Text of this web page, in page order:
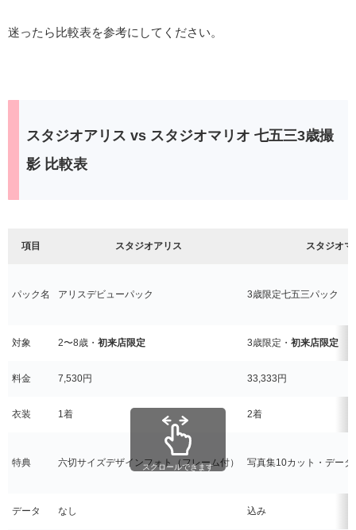
迷ったら比較表を参考にしてください。
スタジオアリス vs スタジオマリオ 七五三3歳撮
影 比較表
項目 スタジオアリス スタジオマ
パック名 アリスデビューパック 3歳限定七五三パック
対象 2〜8歳・ 初来店限定 3歳限定・ 初来店限定
料金 7,530円 33,333円
衣装 1着 2着
特典 六切サイズデザインフォト（フレーム付） 写真集10カット・デー
データ なし 込み
スクロールできます